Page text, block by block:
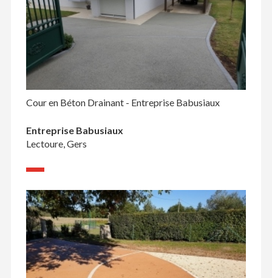
Cour en Béton Drainant - Entreprise Babusiaux
Entreprise Babusiaux
Lectoure, Gers